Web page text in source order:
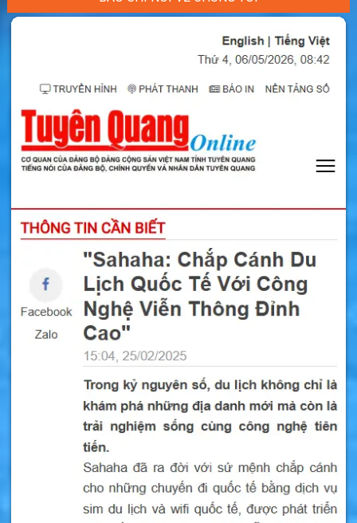
sim tại cửa hàng nhà mạng.
Sim Hawaii – Sim 4G/5G Du Lịch Hawaii
Sim Armenia – ESim Armenia – Sim 4G/5G Du Lịch
Armenia
Sim Azerbaijan – ESim Azerbaijan – Sim 4G/5G Du
Lịch Azerbaijan
Sim Canada – Sim 4G/5G Du Lịch Canada
Madrid hoặc Barcelona, ​​nhưng chúng rất đắt
đỏ. Bạn nên đi đến một cửa hàng hoặc trung
tâm thương mại trong thành phố để mua sim.
Giá cước di động của Tây Ban Nha khá là đắt
đỏ bởi bạn sẽ bị tính thuế thêm 7 – 21% theo
Luật Thuế bán hàng.
Sim du lịch Tây Ban Nha có thể dùng trên toàn
lãnh thổ quốc gia này bao gồm cả các khu vực
hải ngoại như Canary, Baleares.
Sim du lịch Tây Ban Nha là gì ?
Sim du lịch Tây Ban Nha là loại sim 4G/5G
trọn gói không phải nạp tiền. Sim có sẵn data
tốc độ cao để vào mạng tại Tây Ban Nha. Đây